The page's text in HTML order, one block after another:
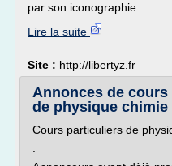
par son iconographie...
Lire la suite
Site : http://libertyz.fr
Annonces de
de physique chimie
Cours particuliers de